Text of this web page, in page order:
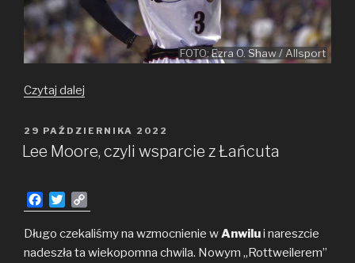
FOTO: Ezra O. Shaw / Allsport
Czytaj dalej
Iversona
OPUBLIKOWANE
W
29 PAŹDZIERNIKA 2022
Lee Moore, czyli wsparcie z Łańcuta
a
c
w
i
o
p
Długo czekaliśmy na wzmocnienie wAnwilui nareszcie
nadeszła ta wiekopomna chwila. Nowym „Rottweilerem”